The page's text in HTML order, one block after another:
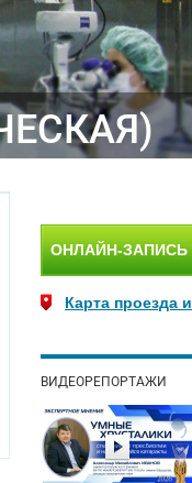
ОНЛАЙН-ЗАПИСЬ
Карта проезда
ВИДЕОРЕПОРТАЖИ